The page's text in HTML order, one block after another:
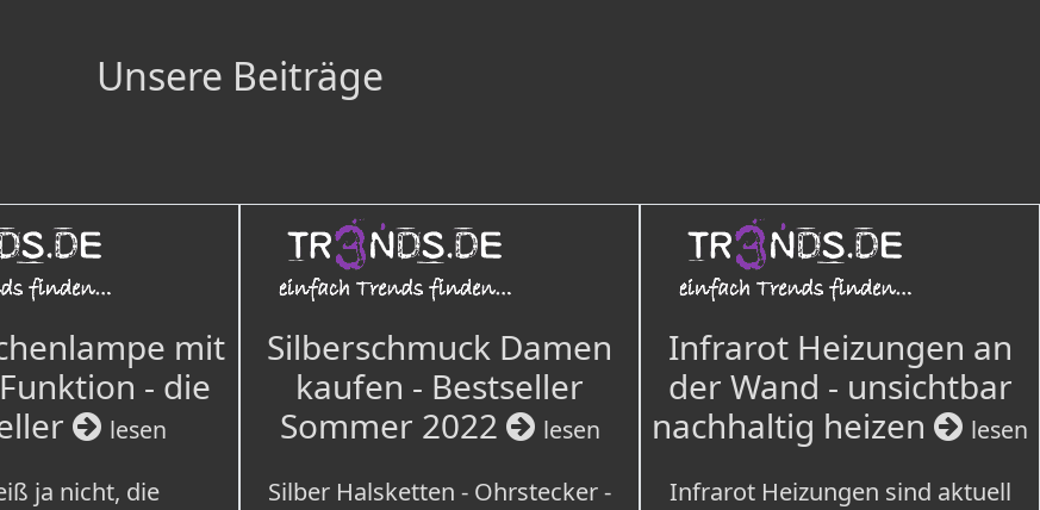
Unsere Beiträge
mit
- die
lesen
ja nicht, die
Silberschmuck Damen
kaufen - Bestseller
Sommer 2022
lesen
Silber Halsketten - Ohrstecker -
Infrarot Heizungen an
der Wand - unsichtbar
nachhaltig heizen
lesen
Infrarot Heizungen sind aktuell